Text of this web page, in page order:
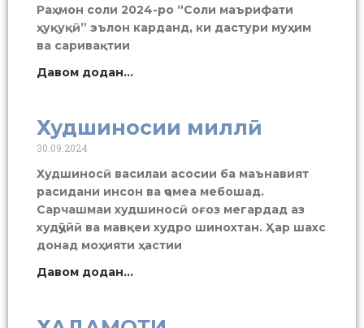
Раҳмон соли 2024-ро “Соли маърифати
ҳуқуқӣ” эълон карданд, ки дастури муҳим
ва саривақтии
Давом додан...
Худшиносии миллӣ
30.09.2024
Худшиносӣ василаи асосии ба маънавият
расидани инсон ва ҷомеа мебошад.
Сарчашмаи худшиносӣ оғоз мегардад аз
худҷӯйӣ ва мавқеи худро шинохтан. Ҳар шахс
донад моҳияти ҳастии
Давом додан...